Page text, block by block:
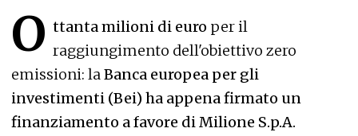
O ttanta milioni di euro per il
raggiungimento dell'obiettivo zero
emissioni: laBanca europea per gli
investimenti (Bei) ha appena firmato un
finanziamento a favore di Milione S.p.A.